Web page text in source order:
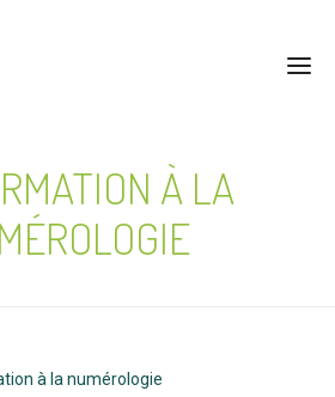
À LA
à la numérologie